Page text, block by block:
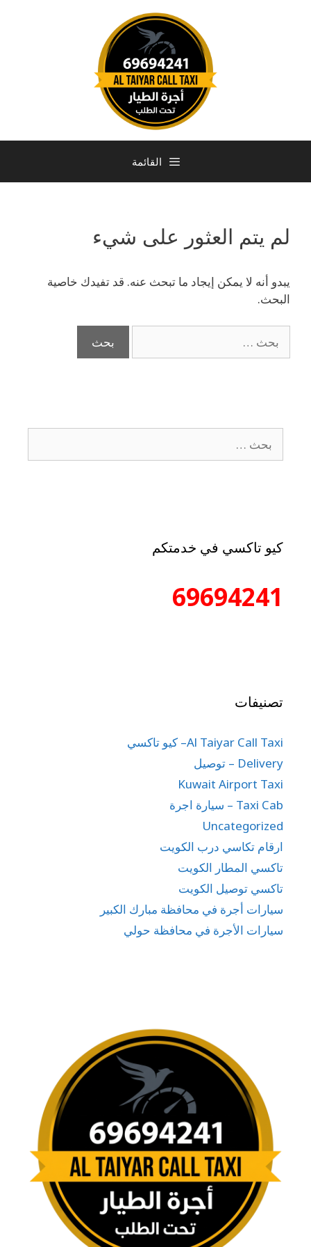
القائمة
لم يتم العثور على شيء
يبدو أنه لا يمكن إيجاد ما تبحث عنه. قد تفيدك خاصية
البحث.
كيو تاكسي في خدمتكم
69694241
تصنيفات
Al Taiyar Call Taxi– كيو تاكسي
Delivery – توصيل
Kuwait Airport Taxi
Taxi Cab – سيارة اجرة
Uncategorized
ارقام تكاسي درب الكويت
تاكسي المطار الكويت
تاكسي توصيل الكويت
سيارات أجرة في محافظة مبارك الكبير
سيارات الأجرة في محافظة حولي